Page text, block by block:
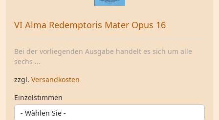
VI Alma Redemptoris Mater Opus 16
Bei der vorliegenden Ausgabe handelt es sich um alle
sechs ...
zzgl. Versandkosten
Einzelstimmen